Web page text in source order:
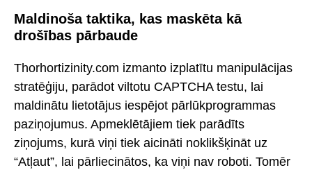
Maldinoša taktika, kas maskēta kā
drošības pārbaude
Thorhortizinity.com izmanto izplatītu manipulācijas
stratēģiju, parādot viltotu CAPTCHA testu, lai
maldinātu lietotājus iespējot pārlūkprogrammas
paziņojumus. Apmeklētājiem tiek parādīts
ziņojums, kurā viņi tiek aicināti noklikšķināt uz
“Atļaut”, lai pārliecinātos, ka viņi nav roboti. Tomēr